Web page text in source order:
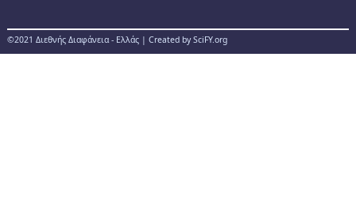
©2021 Διεθνής Διαφάνεια - Ελλάς | Created by SciFY.org